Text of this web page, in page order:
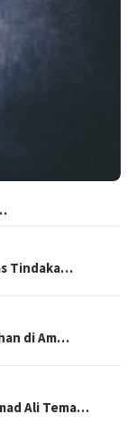
Tindaka…
di Am…
Ali Tema…